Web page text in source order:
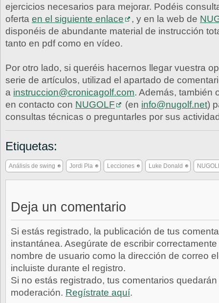
ejercicios necesarios para mejorar. Podéis
oferta en el siguiente enlace , y en la web de
disponéis de abundante material de instrucción
tanto en pdf como en vídeo.
Por otro lado, si queréis hacernos llegar vuestra
serie de artículos, utilizad el apartado de
a instruccion@cronicagolf.com. Además, también
en contacto con NUGOLF (en info@nugolf.net)
consultas técnicas o preguntarles por sus
Etiquetas:
Análisis de swing Jordi Pla Lecciones Luke Donald
Deja un comentario
Si estás registrado, la publicación de tus
instantánea. Asegúrate de escribir
nombre de usuario como la dirección de correo
incluiste durante el registro.
Si no estás registrado, tus comentarios
moderación. Regístrate aquí.